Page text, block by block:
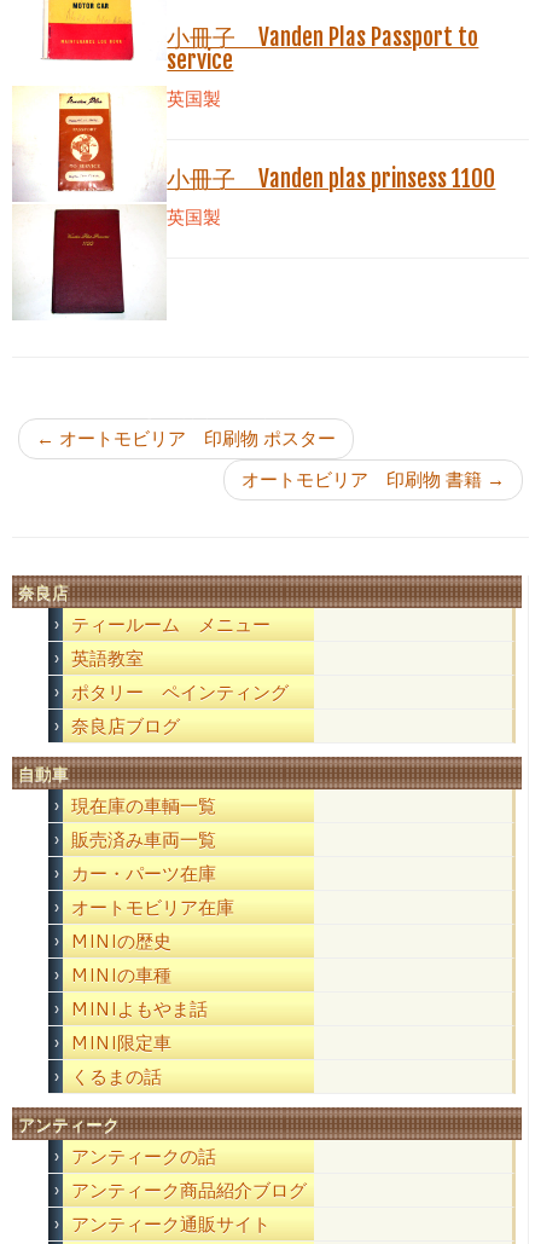
小冊子 Vanden Plas Passport to
service
英国製
小冊子 Vanden plas prinsess 1100
英国製
← オートモビリア 印刷物 ポスター
オートモビリア 印刷物 書籍 →
奈良店
ティールーム メニュー
英語教室
ポタリー ペインティング
奈良店ブログ
自動車
現在庫の車輌一覧
販売済み車両一覧
カー・パーツ在庫
オートモビリア在庫
MINIの歴史
MINIの車種
MINIよもやま話
MINI限定車
くるまの話
アンティーク
アンティークの話
アンティーク商品紹介ブログ
アンティーク通販サイト